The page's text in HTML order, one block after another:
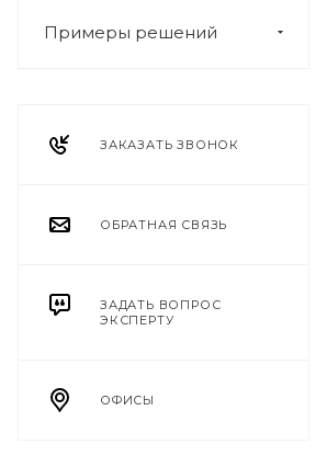
Примеры решений
ЗАКАЗАТЬ ЗВОНОК
ОБРАТНАЯ СВЯЗЬ
ЗАДАТЬ ВОПРОС
ЭКСПЕРТУ
ОФИСЫ